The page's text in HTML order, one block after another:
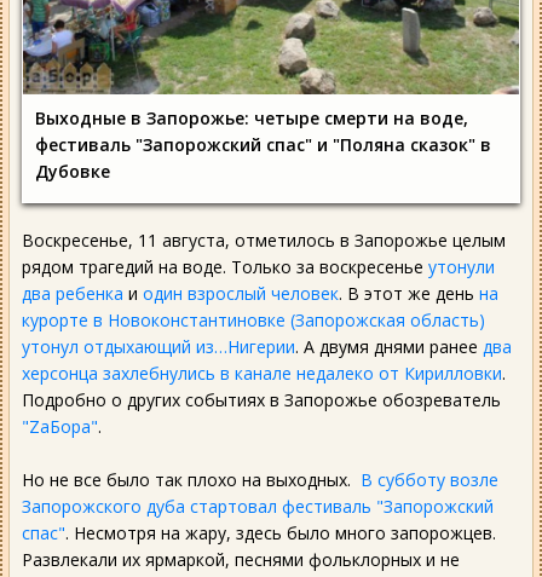
Выходные в Запорожье: четыре смерти на воде,
фестиваль "Запорожский спас" и "Поляна сказок" в
Дубовке
Воскресенье, 11 августа, отметилось в Запорожье целым
рядом трагедий на воде. Только за воскресенье утонули
два ребенка и один взрослый человек. В этот же день на
курорте в Новоконстантиновке (Запорожская область)
утонул отдыхающий из…Нигерии. А двумя днями ранее два
херсонца захлебнулись в канале недалеко от Кирилловки.
Подробно о других событиях в Запорожье обозреватель
"ZаБора".
Но не все было так плохо на выходных. В субботу возле
Запорожского дуба стартовал фестиваль "Запорожский
спас". Несмотря на жару, здесь было много запорожцев.
Развлекали их ярмаркой, песнями фольклорных и не